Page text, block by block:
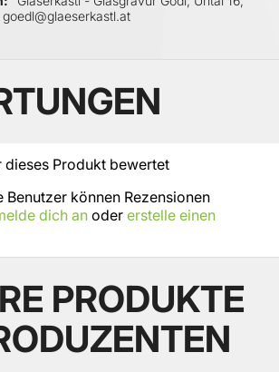
dieses Produkt bewertet
Benutzer können Rezensionen
dich an oder erstelle einen
PRODUKTE